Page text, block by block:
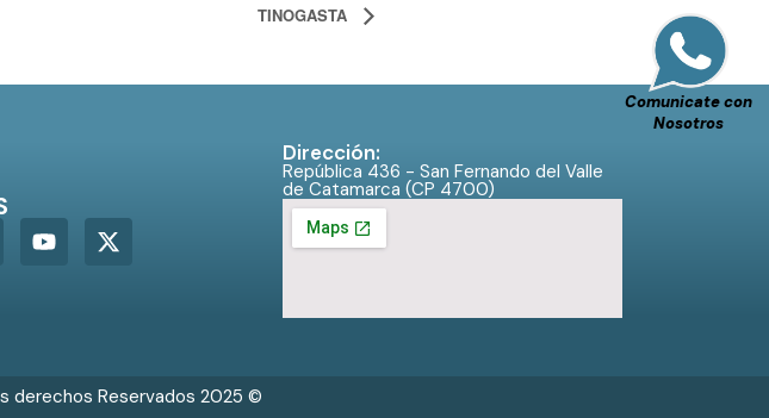
Comunicate con
Nosotros
TINOGASTA
Dirección:
República 436 - San Fernando del Valle
de Catamarca (CP 4700)
derechos Reservados 2025 ©